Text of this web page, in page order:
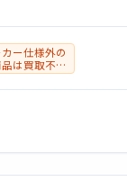
ー仕様外の
は買取不